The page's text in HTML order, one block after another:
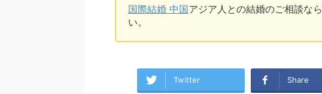
国際結婚 中国アジア人との結婚のご相談なら
い。
Twitter Share